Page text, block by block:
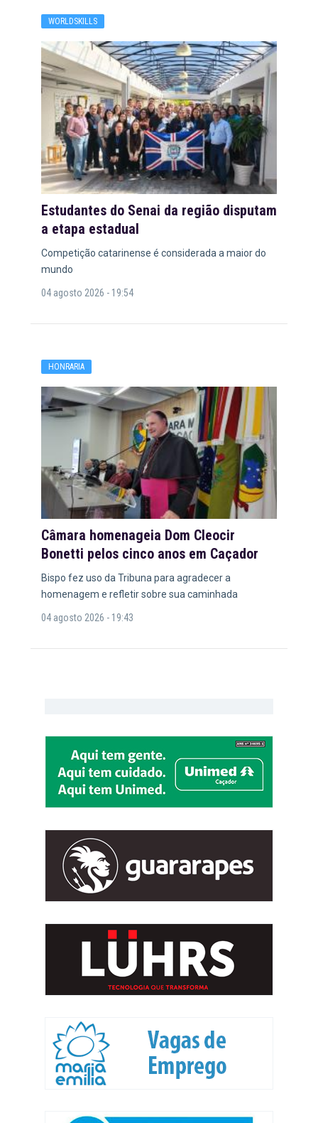
WORLDSKILLS
Estudantes do Senai da região disputam
a etapa estadual
Competição catarinense é considerada a maior do
mundo
04 agosto 2026 - 19:54
HONRARIA
Câmara homenageia Dom Cleocir
Bonetti pelos cinco anos em Caçador
Bispo fez uso da Tribuna para agradecer a
homenagem e refletir sobre sua caminhada
04 agosto 2026 - 19:43